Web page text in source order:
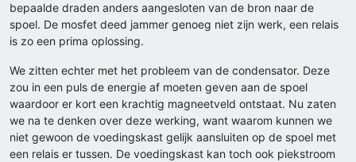
bepaalde draden anders aangesloten van de bron naar de
spoel. De mosfet deed jammer genoeg niet zijn werk, een relais
is zo een prima oplossing.
We zitten echter met het probleem van de condensator. Deze
zou in een puls de energie af moeten geven aan de spoel
waardoor er kort een krachtig magneetveld ontstaat. Nu zaten
we na te denken over deze werking, want waarom kunnen we
niet gewoon de voedingskast gelijk aansluiten op de spoel met
een relais er tussen. De voedingskast kan toch ook piekstroom